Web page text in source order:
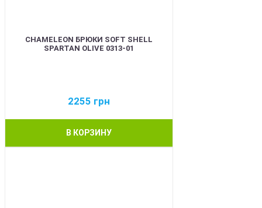
CHAMELEON БРЮКИ SOFT SHELL
SPARTAN OLIVE 0313-01
2255 грн
В КОРЗИНУ